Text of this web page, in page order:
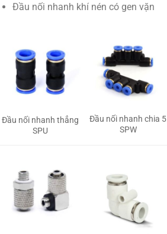
Đầu nối nhanh khí nén có gen vặn
Đầu nối nhanh thẳng
SPU
Đầu nối nhanh chia 5
SPW